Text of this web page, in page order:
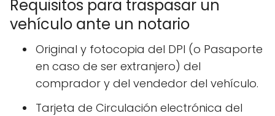
Requisitos para traspasar un
vehículo ante un notario
Original y fotocopia del DPI (o Pasaporte
en caso de ser extranjero) del
comprador y del vendedor del vehículo.
Tarjeta de Circulación electrónica del